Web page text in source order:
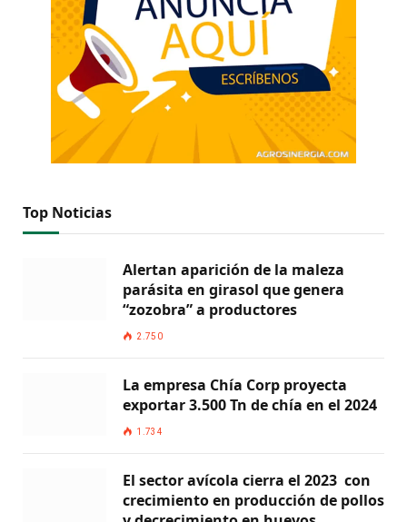
Top Noticias
Alertan aparición de la maleza
parásita en girasol que genera
“zozobra” a productores
2.750
La empresa Chía Corp proyecta
exportar 3.500 Tn de chía en el 2024
1.734
El sector avícola cierra el 2023 con
crecimiento en producción de pollos